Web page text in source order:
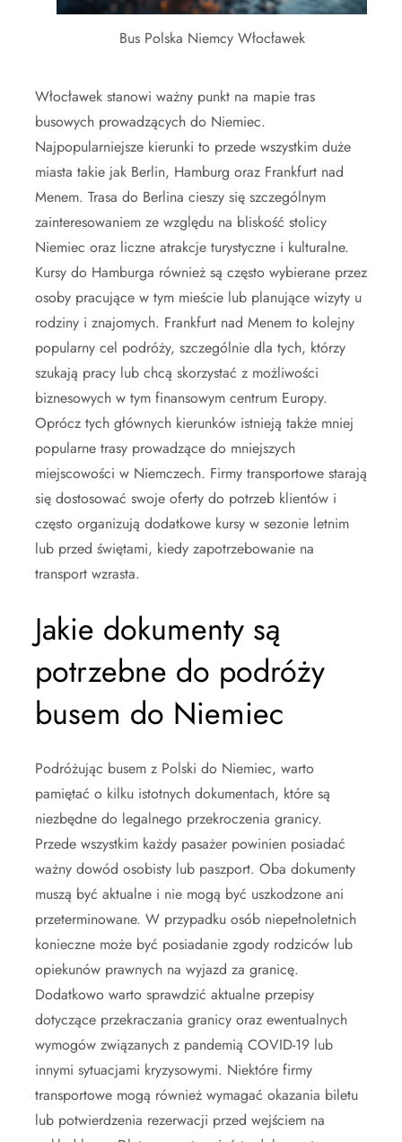
Bus Polska Niemcy Włocławek
Włocławek stanowi ważny punkt na mapie tras
busowych prowadzących do Niemiec.
Najpopularniejsze kierunki to przede wszystkim duże
miasta takie jak Berlin, Hamburg oraz Frankfurt nad
Menem. Trasa do Berlina cieszy się szczególnym
zainteresowaniem ze względu na bliskość stolicy
Niemiec oraz liczne atrakcje turystyczne i kulturalne.
Kursy do Hamburga również są często wybierane przez
osoby pracujące w tym mieście lub planujące wizyty u
rodziny i znajomych. Frankfurt nad Menem to kolejny
popularny cel podróży, szczególnie dla tych, którzy
szukają pracy lub chcą skorzystać z możliwości
biznesowych w tym finansowym centrum Europy.
Oprócz tych głównych kierunków istnieją także mniej
popularne trasy prowadzące do mniejszych
miejscowości w Niemczech. Firmy transportowe starają
się dostosować swoje oferty do potrzeb klientów i
często organizują dodatkowe kursy w sezonie letnim
lub przed świętami, kiedy zapotrzebowanie na
transport wzrasta.
Jakie dokumenty są
potrzebne do podróży
busem do Niemiec
Podróżując busem z Polski do Niemiec, warto
pamiętać o kilku istotnych dokumentach, które są
niezbędne do legalnego przekroczenia granicy.
Przede wszystkim każdy pasażer powinien posiadać
ważny dowód osobisty lub paszport. Oba dokumenty
muszą być aktualne i nie mogą być uszkodzone ani
przeterminowane. W przypadku osób niepełnoletnich
konieczne może być posiadanie zgody rodziców lub
opiekunów prawnych na wyjazd za granicę.
Dodatkowo warto sprawdzić aktualne przepisy
dotyczące przekraczania granicy oraz ewentualnych
wymogów związanych z pandemią COVID-19 lub
innymi sytuacjami kryzysowymi. Niektóre firmy
transportowe mogą również wymagać okazania biletu
lub potwierdzenia rezerwacji przed wejściem na